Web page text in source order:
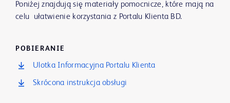
Poniżej znajdują się materiały pomocnicze, które mają na
celu ułatwienie korzystania z Portalu Klienta BD.
POBIERANIE
Ulotka Informacyjna Portalu Klienta
Skrócona instrukcja obsługi